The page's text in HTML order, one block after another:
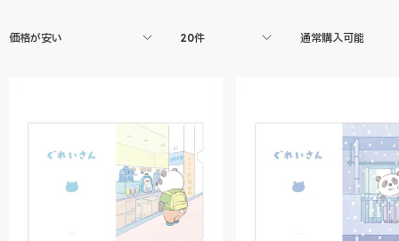
価格が安い 20件 通常購入可能